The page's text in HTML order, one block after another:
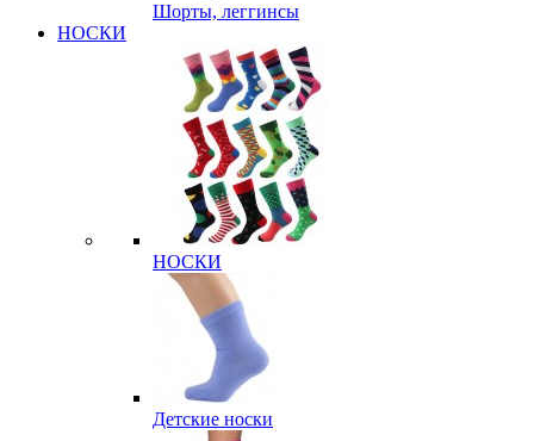
Шорты, леггинсы
НОСКИ
НОСКИ
Детские носки